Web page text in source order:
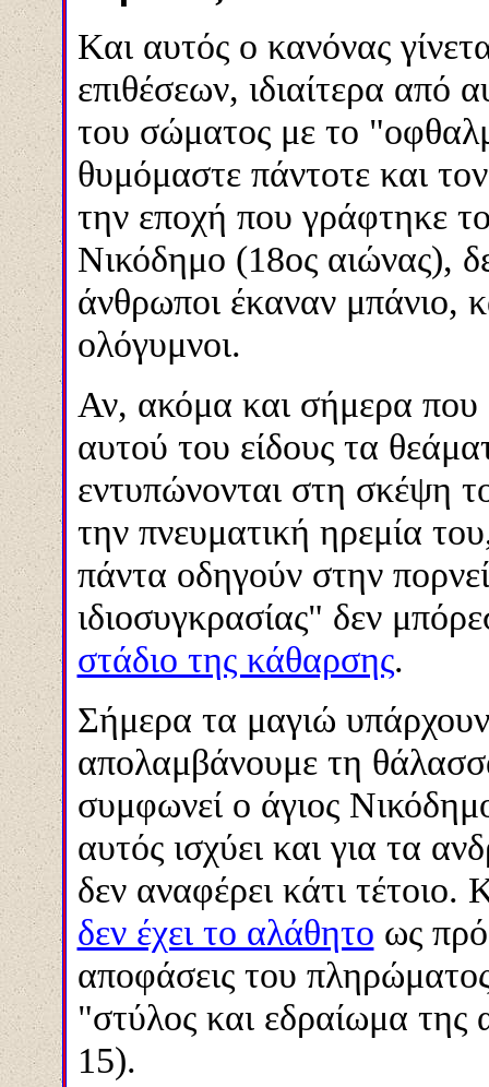
Και αυτός ο κανόνας
επιθέσεων, ιδιαίτερα από
του σώματος με το
θυμόμαστε πάντοτε και
την εποχή που γράφτηκε
Νικόδημο (18ος αιώνας),
άνθρωποι έκαναν μπάνιο,
ολόγυμνοι.
Αν, ακόμα και σήμερα που
αυτού του είδους τα
εντυπώνονται στη σκέψη
την πνευματική ηρεμία
πάντα οδηγούν στην
ιδιοσυγκρασίας" δεν
στάδιο της κάθαρσης.
Σήμερα τα μαγιώ
απολαμβάνουμε τη
συμφωνεί ο άγιος
αυτός ισχύει και για τα
δεν αναφέρει κάτι
δεν έχει το αλάθητο ως
αποφάσεις του
"στύλος και εδραίωμα
15).